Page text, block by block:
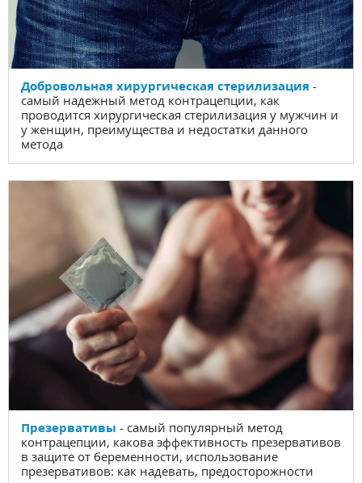
Добровольная хирургическая стерилизация -
самый надежный метод контрацепции, как
проводится хирургическая стерилизация у мужчин и
у женщин, преимущества и недостатки данного
метода
Презервативы - самый популярный метод
контрацепции, какова эффективность презервативов
в защите от беременности, использование
презервативов: как надевать, предосторожности